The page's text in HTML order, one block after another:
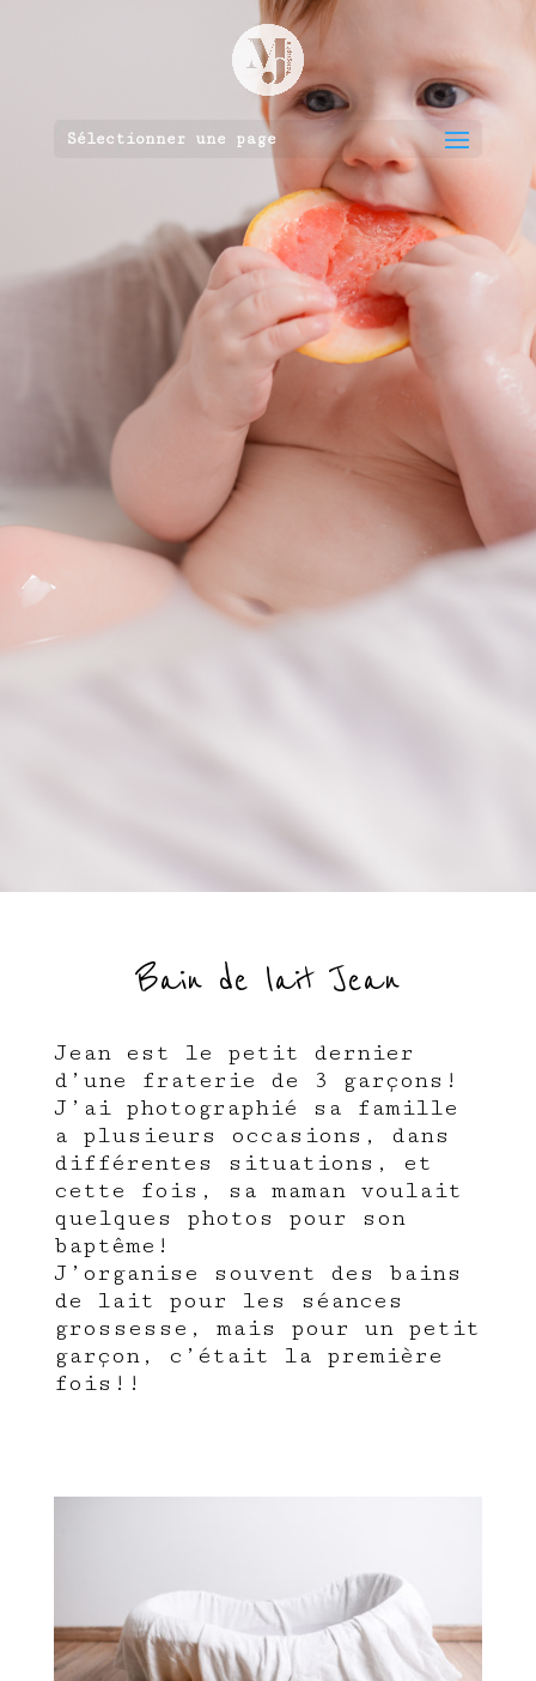
Sélectionner une page
Bain de lait Jean
Jean est le petit dernier
d’une fraterie de 3 garçons!
J’ai photographié sa famille
a plusieurs occasions, dans
différentes situations, et
cette fois, sa maman voulait
quelques photos pour son
baptême!
J’organise souvent des bains
de lait pour les séances
grossesse, mais pour un petit
garçon, c’était la première
fois!!